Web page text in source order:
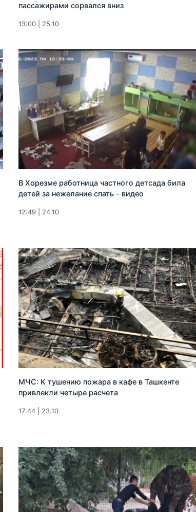
пассажирами сорвался вниз
13:00 | 25.10
В Хорезме работница частного детсада била
детей за нежелание спать - видео
12:49 | 24.10
МЧС: К тушению пожара в кафе в Ташкенте
привлекли четыре расчета
17:44 | 23.10